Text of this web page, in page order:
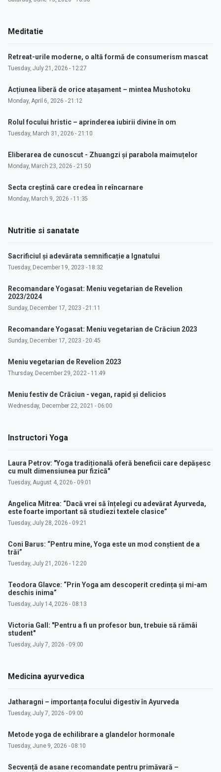
Meditatie
Retreat-urile moderne, o altă formă de consumerism mascat
Tuesday, July 21, 2026 - 12:27
Acțiunea liberă de orice atașament – mintea Mushotoku
Monday, April 6, 2026 - 21:12
Rolul focului hristic – aprinderea iubirii divine în om
Tuesday, March 31, 2026 - 21:10
Eliberarea de cunoscut - Zhuangzi și parabola maimuțelor
Monday, March 23, 2026 - 21:50
Secta creștină care credea în reîncarnare
Monday, March 9, 2026 - 11:35
Nutritie si sanatate
Sacrificiul și adevărata semnificație a Ignatului
Tuesday, December 19, 2023 - 18:32
Recomandare Yogasat: Meniu vegetarian de Revelion
2023/2024
Sunday, December 17, 2023 - 21:11
Recomandare Yogasat: Meniu vegetarian de Crăciun 2023
Sunday, December 17, 2023 - 20:45
Meniu vegetarian de Revelion 2023
Thursday, December 29, 2022 - 11:49
Meniu festiv de Crăciun - vegan, rapid și delicios
Wednesday, December 22, 2021 - 06:00
Instructori Yoga
Laura Petrov: "Yoga tradițională oferă beneficii care depășesc
cu mult dimensiunea pur fizică"
Tuesday, August 4, 2026 - 09:01
Angelica Mitrea: “Dacă vrei să înțelegi cu adevărat Ayurveda,
este foarte important să studiezi textele clasice”
Tuesday, July 28, 2026 - 09:21
Coni Barus: “Pentru mine, Yoga este un mod conștient de a
trăi”
Tuesday, July 21, 2026 - 12:20
Teodora Glavce: “Prin Yoga am descoperit credința și mi-am
deschis inima”
Tuesday, July 14, 2026 - 08:13
Victoria Gall: "Pentru a fi un profesor bun, trebuie să rămâi
student"
Tuesday, July 7, 2026 - 09:00
Medicina ayurvedica
Jatharagni – importanța focului digestiv în Ayurveda
Tuesday, July 7, 2026 - 09:00
Metode yoga de echilibrare a glandelor hormonale
Tuesday, June 9, 2026 - 08:10
Secvență de asane recomandate pentru primăvară –